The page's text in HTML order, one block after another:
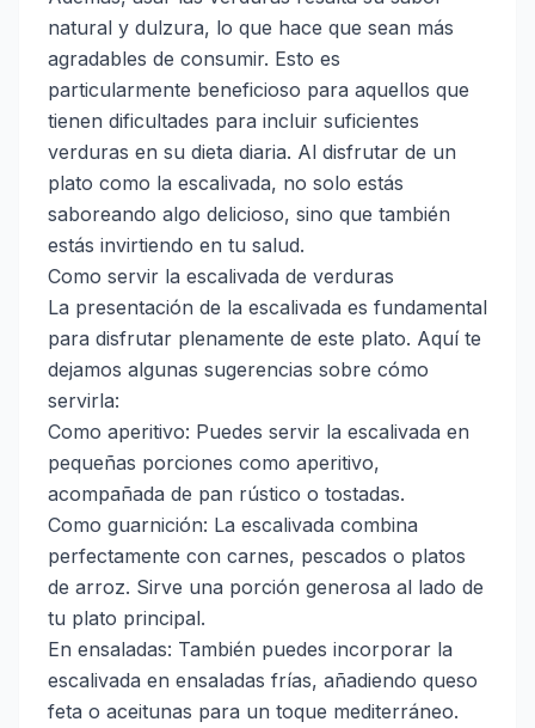
natural y dulzura, lo que hace que sean más
agradables de consumir. Esto es
particularmente beneficioso para aquellos que
tienen dificultades para incluir suficientes
verduras en su dieta diaria. Al disfrutar de un
plato como la escalivada, no solo estás
saboreando algo delicioso, sino que también
estás invirtiendo en tu salud.
Como servir la escalivada de verduras
La presentación de la escalivada es fundamental
para disfrutar plenamente de este plato. Aquí te
dejamos algunas sugerencias sobre cómo
servirla:
Como aperitivo: Puedes servir la escalivada en
pequeñas porciones como aperitivo,
acompañada de pan rústico o tostadas.
Como guarnición: La escalivada combina
perfectamente con carnes, pescados o platos
de arroz. Sirve una porción generosa al lado de
tu plato principal.
En ensaladas: También puedes incorporar la
escalivada en ensaladas frías, añadiendo queso
feta o aceitunas para un toque mediterráneo.